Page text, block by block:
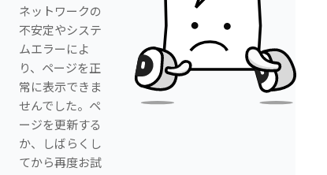
ネットワークの
不安定やシステ
ムエラーによ
り、ページを正
常に表示できま
せんでした。ペ
ージを更新する
か、しばらくし
てから再度お試